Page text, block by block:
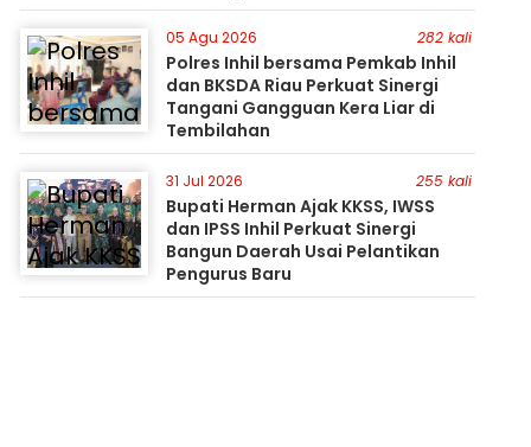
05 Agu 2026 282 kali
Polres Inhil bersama Pemkab Inhil
dan BKSDA Riau Perkuat Sinergi
Tangani Gangguan Kera Liar di
Tembilahan
31 Jul 2026 255 kali
Bupati Herman Ajak KKSS, IWSS
dan IPSS Inhil Perkuat Sinergi
Bangun Daerah Usai Pelantikan
Pengurus Baru